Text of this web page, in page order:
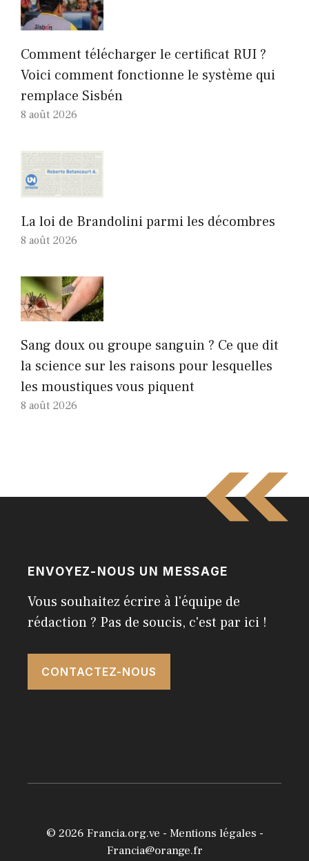
Comment télécharger le certificat RUI ?
Voici comment fonctionne le système qui
remplace Sisbén
8 août 2026
La loi de Brandolini parmi les décombres
8 août 2026
Sang doux ou groupe sanguin ? Ce que dit
la science sur les raisons pour lesquelles
les moustiques vous piquent
8 août 2026
ENVOYEZ-NOUS UN MESSAGE
Vous souhaitez écrire à l'équipe de
rédaction ? Pas de soucis, c'est par ici !
CONTACTEZ-NOUS
© 2026 Francia.org.ve - Mentions légales -
Francia@orange.fr